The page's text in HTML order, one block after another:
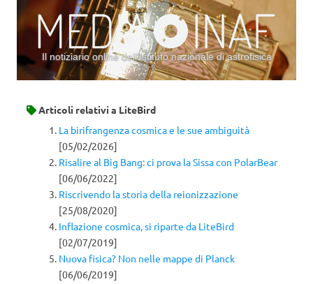
Il notiziario online dell’Istituto nazionale di astrofisica
Articoli relativi a LiteBird
La birifrangenza cosmica e le sue ambiguità
[05/02/2026]
Risalire al Big Bang: ci prova la Sissa con PolarBear
[06/06/2022]
Riscrivendo la storia della reionizzazione
[25/08/2020]
Inflazione cosmica, si riparte da LiteBird
[02/07/2019]
Nuova fisica? Non nelle mappe di Planck
[06/06/2019]